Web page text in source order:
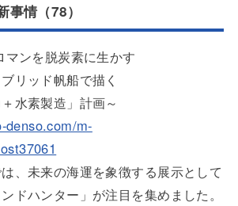
事情（78）
ンを脱炭素に生かす
リッド帆船で描く
水素製造」計画～
denso.com/m-
、未来の海運を象徴する展示として
ドハンター」が注目を集めました。